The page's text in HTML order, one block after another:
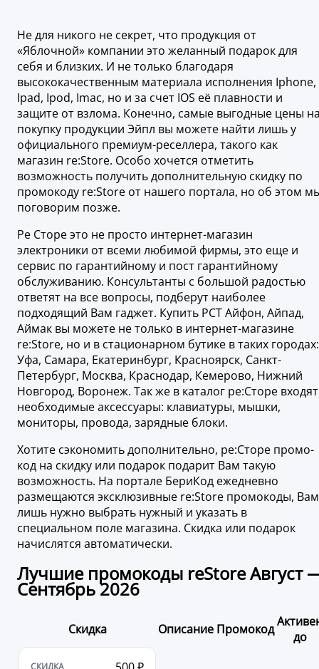
Не для никого не секрет, что продукция от
«Яблочной» компании это желанный подарок для
себя и близких. И не только благодаря
высококачественным материала исполнения Iphone,
Ipad, Ipod, Imac, но и за счет IOS её плавности и
защите от взлома. Конечно, самые выгодные цены
покупку продукции Эйпл вы можете найти лишь у
официального премиум-реселлера, такого как
магазин re:Store. Особо хочется отметить
возможность получить дополнительную скидку по
промокоду re:Store от нашего портала, но об этом
поговорим позже.
Ре Сторе это не просто интернет-магазин
электроники от всеми любимой фирмы, это еще и
сервис по гарантийному и пост гарантийному
обслуживанию. Консультанты с большой радостью
ответят на все вопросы, подберут наиболее
подходящий Вам гаджет. Купить РСТ Айфон, Айпад,
Аймак вы можете не только в интернет-магазине
re:Store, но и в стационарном бутике в таких городах:
Уфа, Самара, Екатеринбург, Красноярск, Санкт-
Петербург, Москва, Краснодар, Кемерово, Нижний
Новгород, Воронеж. Так же в каталог ре:Сторе входят
необходимые аксессуары: клавиатуры, мышки,
мониторы, провода, зарядные блоки.
Хотите сэкономить дополнительно, ре:Сторе промо-
код на скидку или подарок подарит Вам такую
возможность. На портале БериКод ежедневно
размещаются эксклюзивные re:Store промокоды, Вам
лишь нужно выбрать нужный и указать в
специальном поле магазина. Скидка или подарок
начислятся автоматически.
Лучшие промокоды reStore Август
Сентябрь 2026
Скидка Описание Промокод
до